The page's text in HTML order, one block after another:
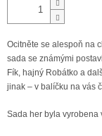
Ocitněte se alespoň na
sada se známými
Fík, hajný Robátko a
jinak – v balíčku na vás
Sada her byla vyrobena